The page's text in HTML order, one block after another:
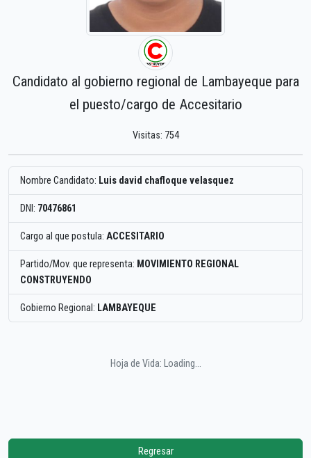
Candidato al gobierno regional de Lambayeque para
el puesto/cargo de Accesitario
Visitas: 754
Nombre Candidato: Luis david chafloque velasquez
DNI: 70476861
Cargo al que postula: ACCESITARIO
Partido/Mov. que representa: MOVIMIENTO REGIONAL
CONSTRUYENDO
Gobierno Regional: LAMBAYEQUE
Hoja de Vida: Loading...
Regresar